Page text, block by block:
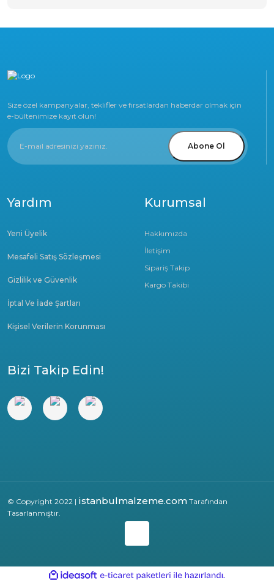
Size özel kampanyalar, teklifler ve fırsatlardan haberdar olmak için
e-bültenimize kayıt olun!
Abone Ol
Kurumsal
Hakkımızda
İletişim
Sipariş Takip
Kargo Takibi
Yardım
Yeni Üyelik
Mesafeli Satış Sözleşmesi
Gizlilik ve Güvenlik
İptal Ve İade Şartları
Kişisel Verilerin Korunması
Bizi Takip Edin!
© Copyright 2022 | istanbulmalzeme.com Tarafından
Tasarlanmıştır.
ideasoft
e-